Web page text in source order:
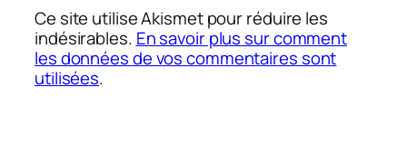
Ce site utilise Akismet pour réduire les
indésirables. En savoir plus sur comment
les données de vos commentaires sont
utilisées.